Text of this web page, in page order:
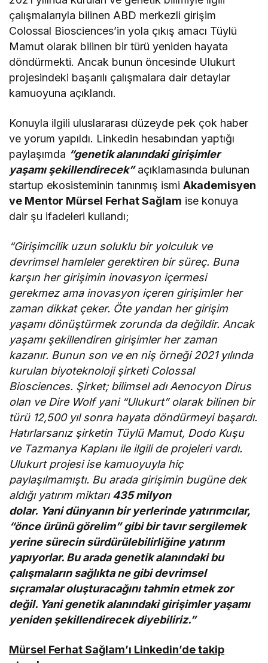
çalışmalarıyla bilinen ABD merkezli girişim
Colossal Biosciences’in yola çıkış amacı Tüylü
Mamut olarak bilinen bir türü yeniden hayata
döndürmekti. Ancak bunun öncesinde Ulukurt
projesindeki başarılı çalışmalara dair detaylar
kamuoyuna açıklandı.
Konuyla ilgili uluslararası düzeyde pek çok haber
ve yorum yapıldı. Linkedin hesabından yaptığı
paylaşımda “genetik alanındaki girişimler
yaşamı şekillendirecek”açıklamasında bulunan
startup ekosisteminin tanınmış ismiAkademisyen
ve Mentor Mürsel Ferhat Sağlam ise konuya
dair şu ifadeleri kullandı;
“Girişimcilik uzun soluklu bir yolculuk ve
devrimsel hamleler gerektiren bir süreç. Buna
karşın her girişimin inovasyon içermesi
gerekmez ama inovasyon içeren girişimler her
zaman dikkat çeker. Öte yandan her girişim
yaşamı dönüştürmek zorunda da değildir. Ancak
yaşamı şekillendiren girişimler her zaman
kazanır. Bunun son ve en niş örneği 2021 yılında
kurulan biyoteknoloji şirketi Colossal
Biosciences. Şirket; bilimsel adı Aenocyon Dirus
olan ve Dire Wolf yani “Ulukurt” olarak bilinen bir
türü 12,500 yıl sonra hayata döndürmeyi başardı.
Hatırlarsanız şirketin Tüylü Mamut, Dodo Kuşu
ve Tazmanya Kaplanı ile ilgili de projeleri vardı.
Ulukurt projesi ise kamuoyuyla hiç
paylaşılmamıştı. Bu arada girişimin bugüne dek
aldığı yatırım miktarı435 milyon
dolar. Yanidünyanın bir yerlerinde yatırımcılar,
“önce ürünü görelim” gibi bir tavır sergilemek
yerine sürecin sürdürülebilirliğine yatırım
yapıyorlar. Bu arada genetik alanındaki bu
çalışmaların sağlıkta ne gibi devrimsel
sıçramalar oluşturacağını tahmin etmek zor
değil. Yani genetik alanındaki girişimler yaşamı
yeniden şekillendirecek diyebiliriz.”
Mürsel Ferhat Sağlam’ı Linkedin’de takip